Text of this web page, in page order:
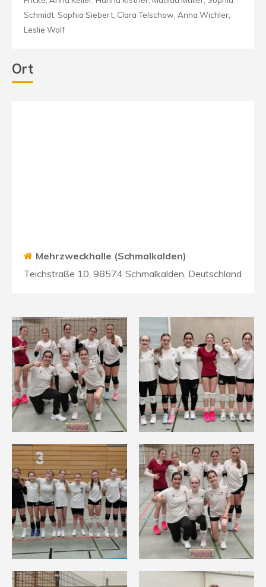
Schmidt, Sophia Siebert, Clara Telschow, Anna Wichler,
Leslie Wolf
Ort
Mehrzweckhalle (Schmalkalden)
Teichstraße 10, 98574 Schmalkalden, Deutschland